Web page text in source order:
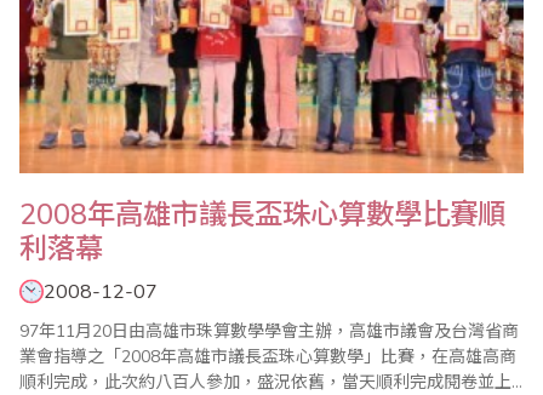
2008年高雄市議長盃珠心算數學比賽順
利落幕
2008-12-07
97年11月20日由高雄市珠算數學學會主辦，高雄市議會及台灣省商
業會指導之「2008年高雄市議長盃珠心算數學」比賽，在高雄高商
順利完成，此次約八百人參加，盛況依舊，當天順利完成閱卷並上